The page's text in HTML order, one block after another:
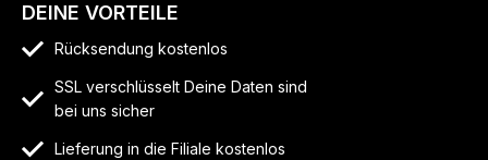
DEINE VORTEILE
Rücksendung kostenlos
SSL verschlüsselt Deine Daten sind
bei uns sicher
Lieferung in die Filiale kostenlos